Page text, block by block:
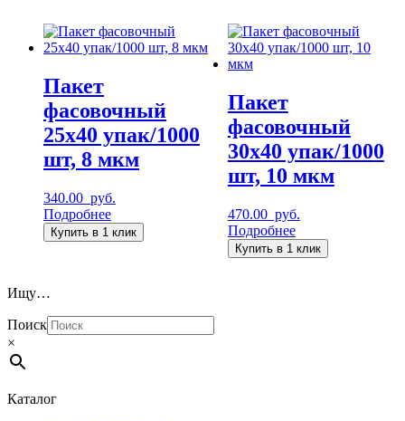
Пакет
фасовочный
25х40 упак/1000
шт, 8 мкм
340.00 руб.
Подробнее
Купить в 1 клик
Пакет
фасовочный
30х40 упак/1000
шт, 10 мкм
470.00 руб.
Подробнее
Купить в 1 клик
Ищу…
Поиск
×
Каталог